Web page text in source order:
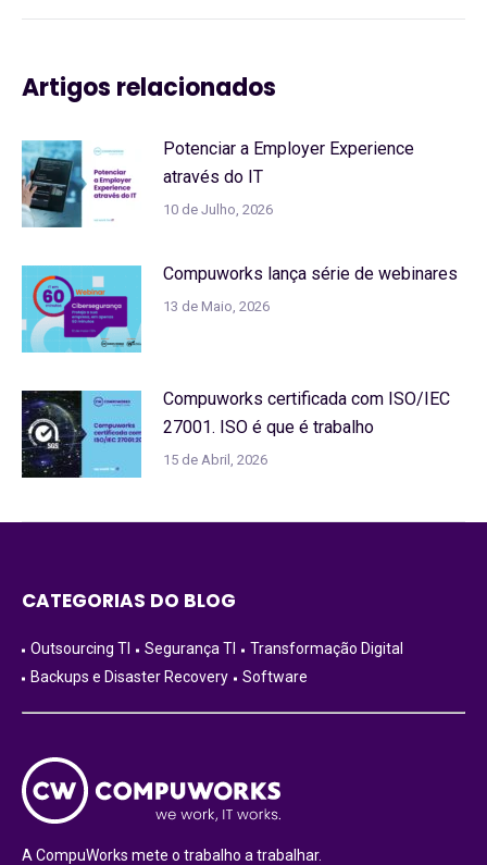
Artigos relacionados
Potenciar a Employer Experience
através do IT
10 de Julho, 2026
Compuworks lança série de webinares
13 de Maio, 2026
Compuworks certificada com ISO/IEC
27001. ISO é que é trabalho
15 de Abril, 2026
CATEGORIAS DO BLOG
Outsourcing TI Segurança TI
Transformação Digital
Backups e Disaster Recovery
Software
A CompuWorks mete o trabalho a trabalhar.